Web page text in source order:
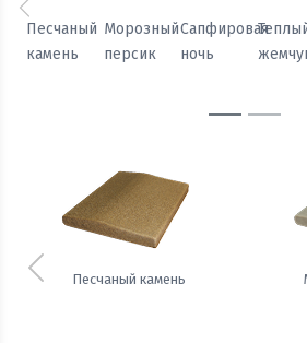
Песчаный
камень
Морозный
персик
Сапфировая
ночь
Предыдущий
Песчаный камень
Предыдущий